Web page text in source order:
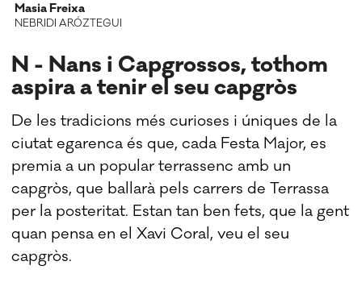
Masia Freixa
NEBRIDI ARÓZTEGUI
N - Nans i Capgrossos, tothom
aspira a tenir el seu capgròs
De les tradicions més curioses i úniques de la
ciutat egarenca és que, cada Festa Major, es
premia a un popular terrassenc amb un
capgròs, que ballarà pels carrers de Terrassa
per la posteritat. Estan tan ben fets, que la gent
quan pensa en el Xavi Coral, veu el seu
capgròs.